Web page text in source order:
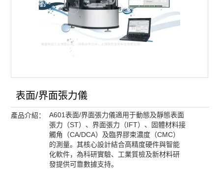
表面/界面張力儀
產品介紹：
A601表面/界面張力儀適用于動態及靜態表面
張力（ST）、界面張力（IFT）、固體材料接
觸角（CA/DCA）及臨界膠束濃度（CMC）
的測量。其核心設計結合高精度硬件與智能
化軟件，為科研實驗、工業質檢及新材料研
發提供可靠數據支持。